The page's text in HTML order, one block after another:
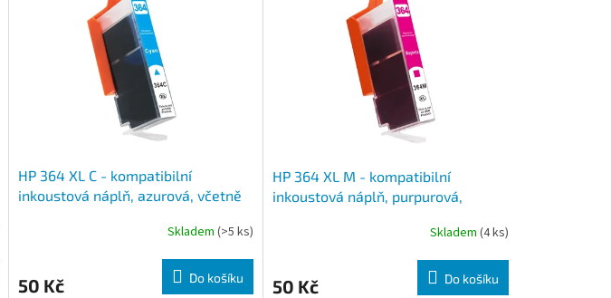
HP 364 XL C - kompatibilní
inkoustová náplň, azurová, včetně
Skladem (>5 ks)
50 Kč Do košíku
HP 364 XL M - kompatibilní
inkoustová náplň, purpurová,
Skladem (4 ks)
50 Kč Do košíku